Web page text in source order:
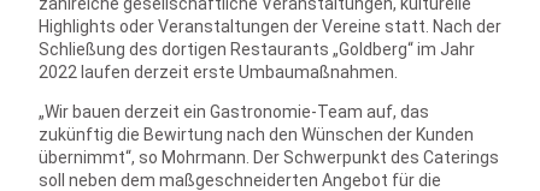
Highlights oder Veranstaltungen der Vereine statt. Nach der
Schließung des dortigen Restaurants „Goldberg“ im Jahr
2022 laufen derzeit erste Umbaumaßnahmen.
„Wir bauen derzeit ein Gastronomie-Team auf, das
zukünftig die Bewirtung nach den Wünschen der Kunden
übernimmt“, so Mohrmann. Der Schwerpunkt des Caterings
soll neben dem maßgeschneiderten Angebot für die